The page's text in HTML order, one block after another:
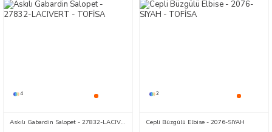
4
Askılı Gabardin Salopet - 27832-LACIVERT
2
Cepli Büzgülü Elbise - 2076-SIYAH